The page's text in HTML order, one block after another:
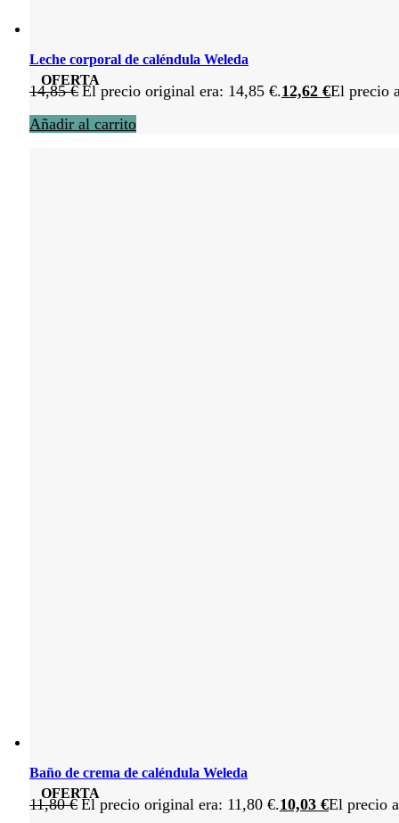
OFERTA
Leche corporal de caléndula Weleda
14,85€ El precio original era: 14,85 €.12,62 €El precio
Añadir al carrito
OFERTA
Baño de crema de caléndula Weleda
11,80€ El precio original era: 11,80 €.10,03 €El precio